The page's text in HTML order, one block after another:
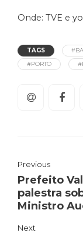
Onde: TVE e
TAGS
#PORTO
Previous
Prefeito
palestra
Ministro
Next